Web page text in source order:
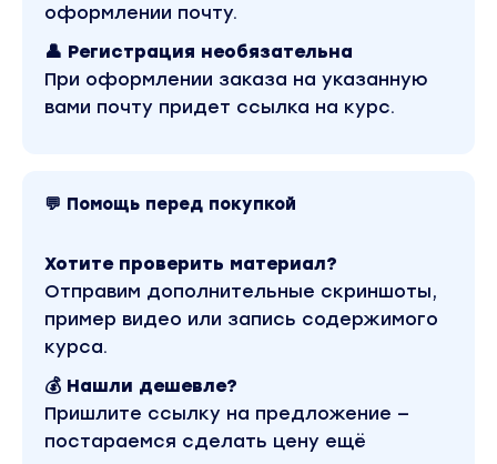
молодой мамы
НА КУРСЕ ВАС БУДЕТ ЖДАТЬ:
Фитнес-программа
Екатериной Усмановой и лучшими тренерами
Методики, давно доказавшие свою
эффективность
адаптированные для беременных
«повторяй за мной» и несколько видов
сопровождения по питанию
оформлении почту.
👤 Регистрация необязательна
При оформлении заказа на указанную
вами почту придет ссылка на курс.
💬 Помощь перед покупкой
Хотите проверить материал?
Отправим дополнительные скриншоты,
пример видео или запись содержимого
курса.
💰 Нашли дешевле?
Пришлите ссылку на предложение —
постараемся сделать цену ещё